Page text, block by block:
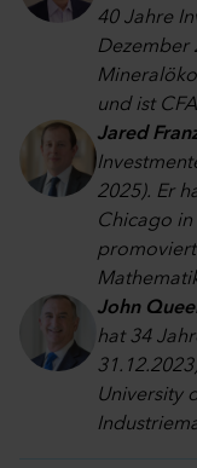
40 Jahre
Dezember
und ist
Jared
2025). Er
Chicago in
John
hat 34
University